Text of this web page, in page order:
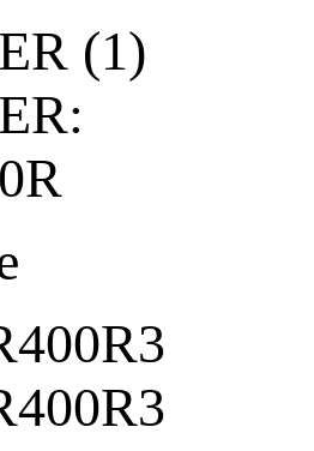
(1)